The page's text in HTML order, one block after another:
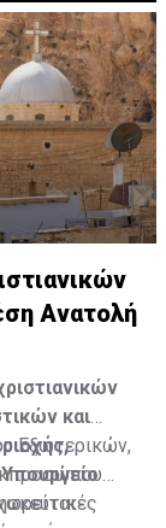
Ανατολή
και
Εξωτερικών,